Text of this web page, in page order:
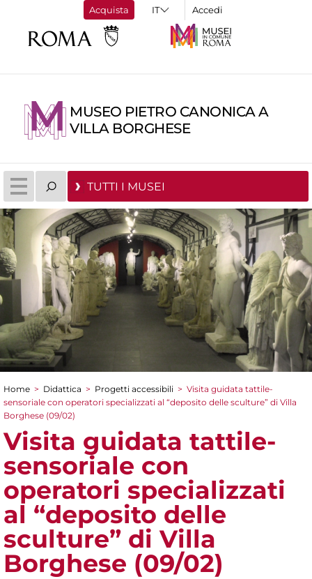
Acquista Accedi
MUSEO PIETRO CANONICA A
VILLA BORGHESE
TUTTI I MUSEI
Tu sei qui
Home > Didattica > Progetti accessibili > Visita guidata tattile-
sensoriale con operatori specializzati al “deposito delle sculture” di Villa
Borghese (09/02)
Visita guidata tattile-
sensoriale con
operatori specializzati
al “deposito delle
sculture” di Villa
Borghese (09/02)